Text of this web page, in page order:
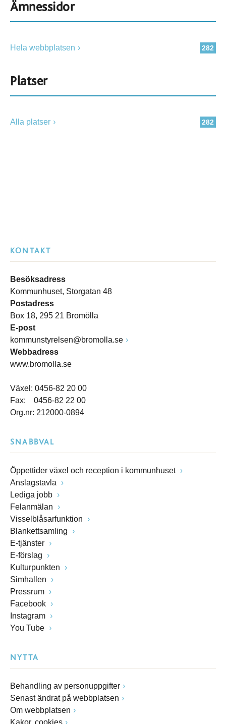
Ämnessidor
282
Hela webbplatsen
Platser
282
Alla platser
KONTAKT
Besöksadress
Kommunhuset, Storgatan 48
Postadress
Box 18, 295 21 Bromölla
E-post
kommunstyrelsen@bromolla.se
Webbadress
www.bromolla.se
Växel: 0456-82 20 00
Fax: 0456-82 22 00
Org.nr: 212000-0894
SNABBVAL
Öppettider växel och reception i kommunhuset
Anslagstavla
Lediga jobb
Felanmälan
Visselblåsarfunktion
Blankettsamling
E-tjänster
E-förslag
Kulturpunkten
Simhallen
Pressrum
Facebook
Instagram
You Tube
NYTTA
Behandling av personuppgifter
Senast ändrat på webbplatsen
Om webbplatsen
Kakor, cookies